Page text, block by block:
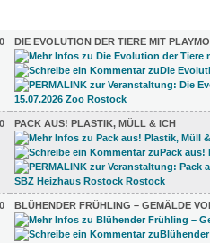
DIE EVOLUTION DER TIERE MIT
PACK AUS! PLASTIK, MÜLL & ICH
BLÜHENDER FRÜHLING – GEMÄLDE